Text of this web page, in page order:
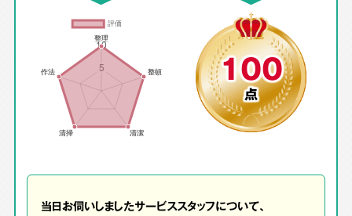
100
点
当日お伺いしましたサービススタッフについて、